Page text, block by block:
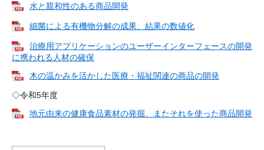
水と親和性のある商品開発
細菌による有機物分解の成果、結果の数値化
治療用アプリケーションのユーザーインターフェースの開発
に携われる人材の確保
木の温かみを活かした医療・福祉関連の商品の開発
◇令和5年度​​​
地元由来の健康食品素材の発掘、またそれを使った商品開発